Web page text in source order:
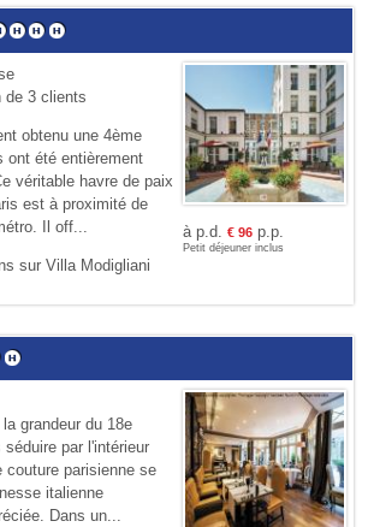
de 3 clients
obtenu une 4ème
ont été entièrement
véritable havre de paix
est à proximité de
Il off...
sur Villa Modigliani
à p.d. € 96p.p.
Petit déjeuner inclus
grandeur du 18e
par l'intérieur
couture parisienne se
italienne
Dans un...